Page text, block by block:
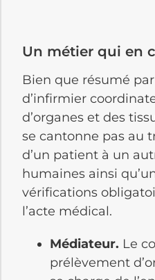
Un métier qui en
Bien que résumé
d’infirmier
d’organes et des
se cantonne pas au
d’un patient à un
humaines ainsi
vérifications
l’acte médical.
Médiateur. Le
prélèvement